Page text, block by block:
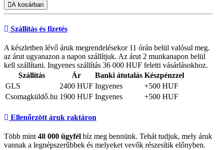
A kosárban
Szállítás és fizetés
A készletben lévő áruk megrendelésekor 11 órán belül valósul meg.
az árut ugyanazon a napon szállítjuk. Az árut 2 munkanapon belül
kell szállítani. Ingyenes szállítás 36 000 HUF feletti vásárlásokhoz.
Szállítás
Ár Banki átutalás Készpénzzel
GLS
2400 HUF Ingyenes
+500 HUF
Csomagküldő.hu 1900 HUF Ingyenes +500 HUF
Ellenőrzött áruk raktáron
Több mint 48 000 ügyfél bíz meg bennünk. Tehát tudjuk, mely áruk
vannak a legnépszerűbbek és melyeket vevők részesítik előnyben.